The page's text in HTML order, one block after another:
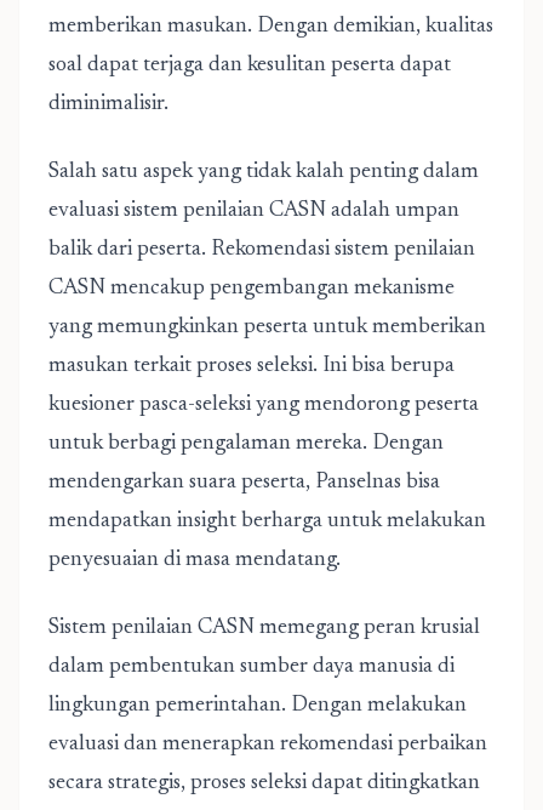
memberikan masukan. Dengan demikian, kualitas
soal dapat terjaga dan kesulitan peserta dapat
diminimalisir.
Salah satu aspek yang tidak kalah penting dalam
evaluasi sistem penilaian CASN adalah umpan
balik dari peserta. Rekomendasi sistem penilaian
CASN mencakup pengembangan mekanisme
yang memungkinkan peserta untuk memberikan
masukan terkait proses seleksi. Ini bisa berupa
kuesioner pasca-seleksi yang mendorong peserta
untuk berbagi pengalaman mereka. Dengan
mendengarkan suara peserta, Panselnas bisa
mendapatkan insight berharga untuk melakukan
penyesuaian di masa mendatang.
Sistem penilaian CASN memegang peran krusial
dalam pembentukan sumber daya manusia di
lingkungan pemerintahan. Dengan melakukan
evaluasi dan menerapkan rekomendasi perbaikan
secara strategis, proses seleksi dapat ditingkatkan